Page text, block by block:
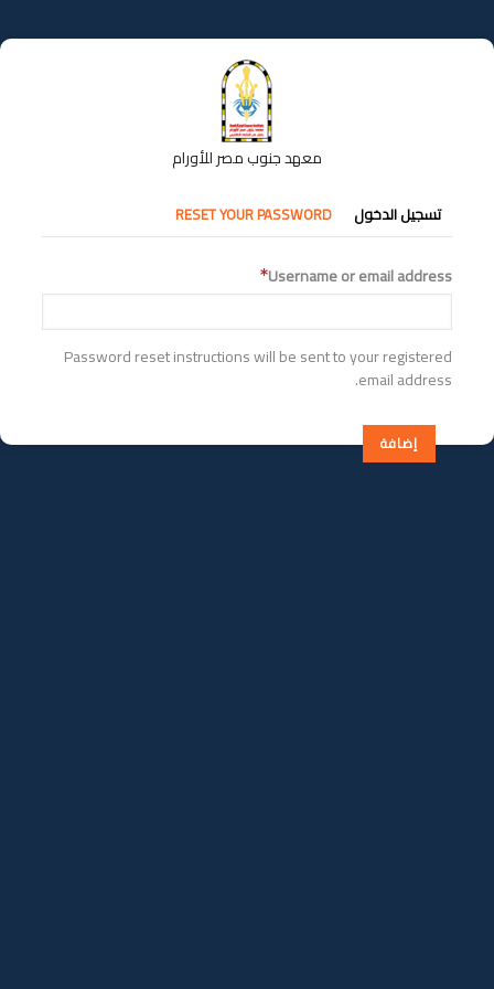
إلى
المحتوى
معهد جنوب مصر للأورام
التبويبات
الأساسية
تسجيل الدخول RESET YOUR PASSWORD
Username or email address
Password reset instructions will be sent to your registered
email address.